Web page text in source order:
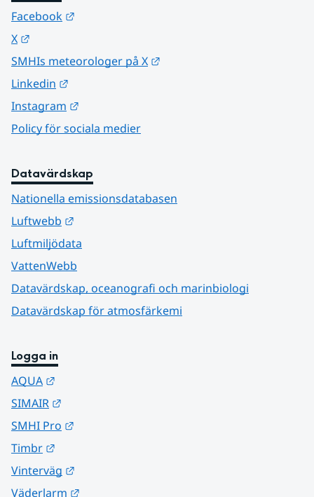
Facebook
X
SMHIs meteorologer på X
Linkedin
Instagram
Policy för sociala medier
Datavärdskap
Nationella emissionsdatabasen
Luftwebb
Luftmiljödata
VattenWebb
Datavärdskap, oceanografi och marinbiologi
Datavärdskap för atmosfärkemi
Logga in
AQUA
SIMAIR
SMHI Pro
Timbr
Vinterväg
Väderlarm